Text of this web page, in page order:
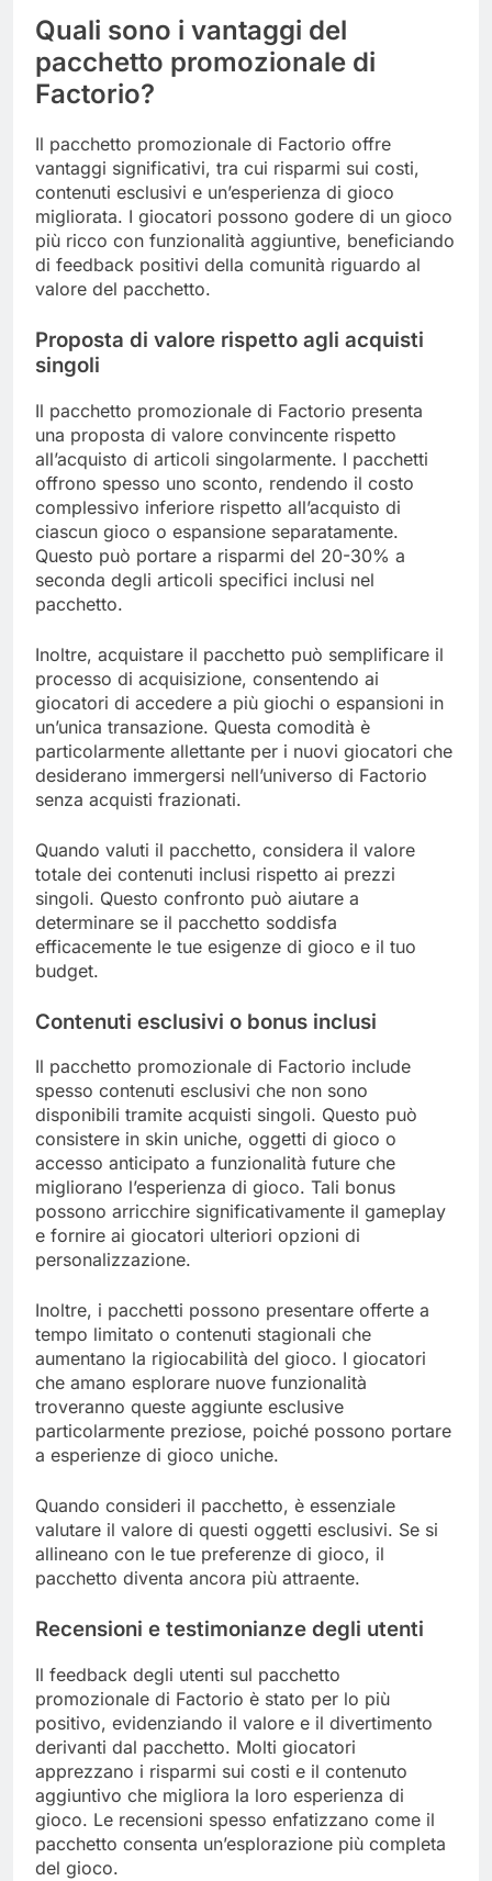
Quali sono i vantaggi del
pacchetto promozionale di
Factorio?
Il pacchetto promozionale di Factorio offre
vantaggi significativi, tra cui risparmi sui costi,
contenuti esclusivi e un’esperienza di gioco
migliorata. I giocatori possono godere di un gioco
più ricco con funzionalità aggiuntive, beneficiando
di feedback positivi della comunità riguardo al
valore del pacchetto.
Proposta di valore rispetto agli acquisti
singoli
Il pacchetto promozionale di Factorio presenta
una proposta di valore convincente rispetto
all’acquisto di articoli singolarmente. I pacchetti
offrono spesso uno sconto, rendendo il costo
complessivo inferiore rispetto all’acquisto di
ciascun gioco o espansione separatamente.
Questo può portare a risparmi del 20-30% a
seconda degli articoli specifici inclusi nel
pacchetto.
Inoltre, acquistare il pacchetto può semplificare il
processo di acquisizione, consentendo ai
giocatori di accedere a più giochi o espansioni in
un’unica transazione. Questa comodità è
particolarmente allettante per i nuovi giocatori che
desiderano immergersi nell’universo di Factorio
senza acquisti frazionati.
Quando valuti il pacchetto, considera il valore
totale dei contenuti inclusi rispetto ai prezzi
singoli. Questo confronto può aiutare a
determinare se il pacchetto soddisfa
efficacemente le tue esigenze di gioco e il tuo
budget.
Contenuti esclusivi o bonus inclusi
Il pacchetto promozionale di Factorio include
spesso contenuti esclusivi che non sono
disponibili tramite acquisti singoli. Questo può
consistere in skin uniche, oggetti di gioco o
accesso anticipato a funzionalità future che
migliorano l’esperienza di gioco. Tali bonus
possono arricchire significativamente il gameplay
e fornire ai giocatori ulteriori opzioni di
personalizzazione.
Inoltre, i pacchetti possono presentare offerte a
tempo limitato o contenuti stagionali che
aumentano la rigiocabilità del gioco. I giocatori
che amano esplorare nuove funzionalità
troveranno queste aggiunte esclusive
particolarmente preziose, poiché possono portare
a esperienze di gioco uniche.
Quando consideri il pacchetto, è essenziale
valutare il valore di questi oggetti esclusivi. Se si
allineano con le tue preferenze di gioco, il
pacchetto diventa ancora più attraente.
Recensioni e testimonianze degli utenti
Il feedback degli utenti sul pacchetto
promozionale di Factorio è stato per lo più
positivo, evidenziando il valore e il divertimento
derivanti dal pacchetto. Molti giocatori
apprezzano i risparmi sui costi e il contenuto
aggiuntivo che migliora la loro esperienza di
gioco. Le recensioni spesso enfatizzano come il
pacchetto consenta un’esplorazione più completa
del gioco.